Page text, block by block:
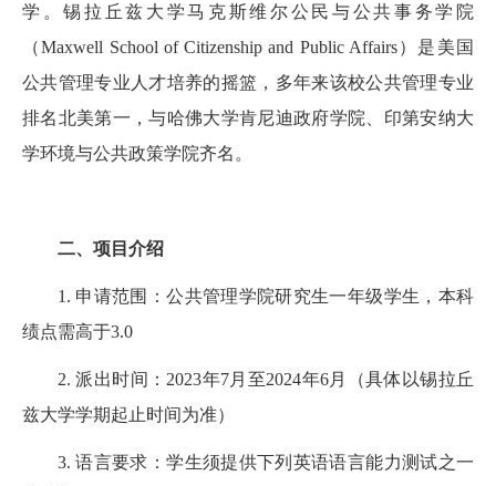
学。锡拉丘兹大学马克斯维尔公民与公共事务学院
（Maxwell School of Citizenship and Public Affairs）是美国
公共管理专业人才培养的摇篮，多年来该校公共管理专业
排名北美第一，与哈佛大学肯尼迪政府学院、印第安纳大
学环境与公共政策学院齐名。
二、项目介绍
1. 申请范围：公共管理学院研究生一年级学生，本科
绩点需高于3.0
2. 派出时间：2023年7月至2024年6月（具体以锡拉丘
兹大学学期起止时间为准）
3. 语言要求：学生须提供下列英语语言能力测试之一